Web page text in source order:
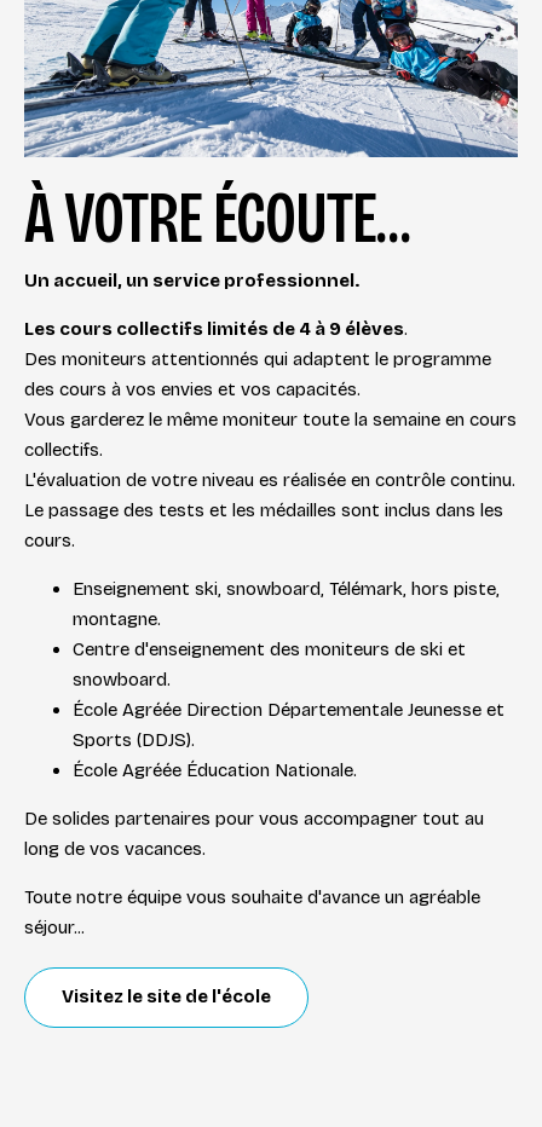
À VOTRE ÉCOUTE…
Un accueil, un service professionnel.
Les cours collectifs limités de 4 à 9 élèves.
Des moniteurs attentionnés qui adaptent le programme
des cours à vos envies et vos capacités.
Vous garderez le même moniteur toute la semaine en cours
collectifs.
L'évaluation de votre niveau es réalisée en contrôle continu.
Le passage des tests et les médailles sont inclus dans les
cours.
Enseignement ski, snowboard, Télémark, hors piste,
montagne.
Centre d'enseignement des moniteurs de ski et
snowboard.
École Agréée Direction Départementale Jeunesse et
Sports (DDJS).
École Agréée Éducation Nationale.
De solides partenaires pour vous accompagner tout au
long de vos vacances.
Toute notre équipe vous souhaite d'avance un agréable
séjour...
Visitez le site de l'école